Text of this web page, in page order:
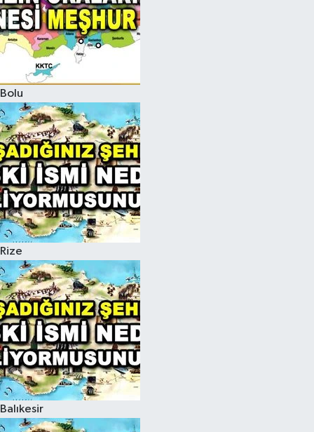
Bolu
Rize
Balıkesir